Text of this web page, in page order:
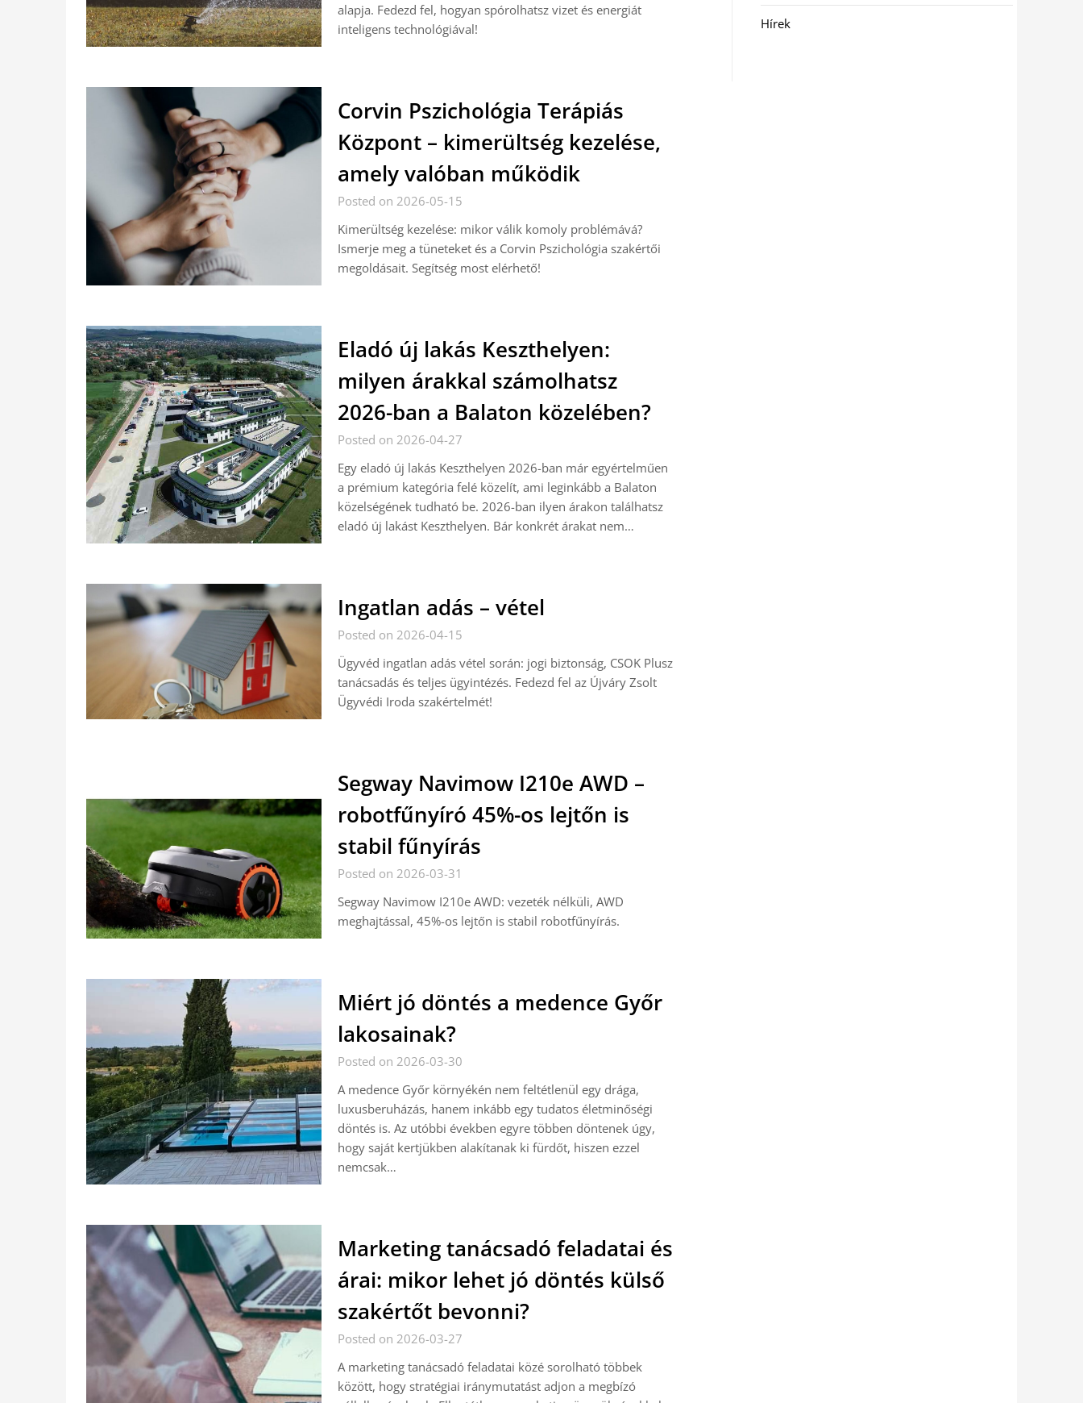
alapja. Fedezd fel, hogyan spórolhatsz vizet és energiát
inteligens technológiával!
Corvin Pszichológia Terápiás
Központ – kimerültség kezelése,
amely valóban működik
Posted on 2026-05-15
Kimerültség kezelése: mikor válik komoly problémává?
Ismerje meg a tüneteket és a Corvin Pszichológia szakértői
megoldásait. Segítség most elérhető!
Eladó új lakás Keszthelyen:
milyen árakkal számolhatsz
2026-ban a Balaton közelében?
Posted on 2026-04-27
Egy eladó új lakás Keszthelyen 2026-ban már egyértelműen
a prémium kategória felé közelít, ami leginkább a Balaton
közelségének tudható be. 2026-ban ilyen árakon találhatsz
eladó új lakást Keszthelyen. Bár konkrét árakat nem…
Ingatlan adás – vétel
Posted on 2026-04-15
Ügyvéd ingatlan adás vétel során: jogi biztonság, CSOK Plusz
tanácsadás és teljes ügyintézés. Fedezd fel az Újváry Zsolt
Ügyvédi Iroda szakértelmét!
Segway Navimow I210e AWD –
robotfűnyíró 45%-os lejtőn is
stabil fűnyírás
Posted on 2026-03-31
Segway Navimow I210e AWD: vezeték nélküli, AWD
meghajtással, 45%-os lejtőn is stabil robotfűnyírás.
Miért jó döntés a medence Győr
lakosainak?
Posted on 2026-03-30
A medence Győr környékén nem feltétlenül egy drága,
luxusberuházás, hanem inkább egy tudatos életminőségi
döntés is. Az utóbbi években egyre többen döntenek úgy,
hogy saját kertjükben alakítanak ki fürdőt, hiszen ezzel
nemcsak…
Marketing tanácsadó feladatai és
árai: mikor lehet jó döntés külső
szakértőt bevonni?
Posted on 2026-03-27
A marketing tanácsadó feladatai közé sorolható többek
között, hogy stratégiai iránymutatást adjon a megbízó
Hírek